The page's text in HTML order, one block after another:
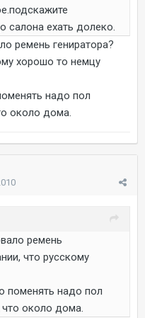
салона ехать долеко.
ремень гениратора?
хорошо то немцу
надо пол
около дома.
ремень
что русскому
поменять надо пол
около дома.